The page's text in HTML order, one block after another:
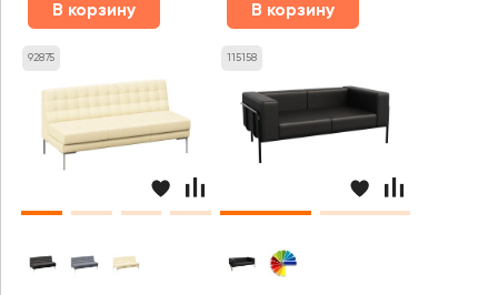
В корзину В корзину
92875 115158